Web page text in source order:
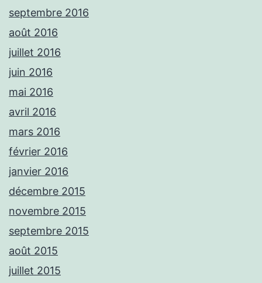
septembre 2016
août 2016
juillet 2016
juin 2016
mai 2016
avril 2016
mars 2016
février 2016
janvier 2016
décembre 2015
novembre 2015
septembre 2015
août 2015
juillet 2015